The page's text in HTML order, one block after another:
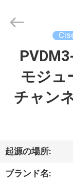
ビ
Equipmentモジュ
チャン
起源の場所:
ブランド名: